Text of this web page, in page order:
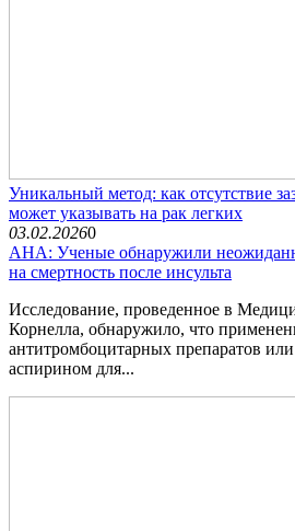
Уникальный метод: как отсутствие
может указывать на рак легких
03.02.20260
AHA: Ученые обнаружили
на смертность после инсульта
Исследование, проведенное в
Корнелла, обнаружило, что
антитромбоцитарных препаратов
аспирином для...